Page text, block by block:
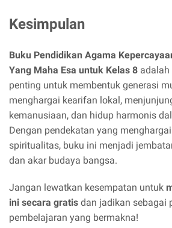
Kesimpulan
Buku Pendidikan Agama
Yang Maha Esa untuk Kelas 8 adalah
penting untuk membentuk generasi
menghargai kearifan lokal,
kemanusiaan, dan hidup harmonis
Dengan pendekatan yang
spiritualitas, buku ini menjadi
dan akar budaya bangsa.
Jangan lewatkan kesempatan untuk
ini secara gratis dan jadikan sebagai
pembelajaran yang bermakna!